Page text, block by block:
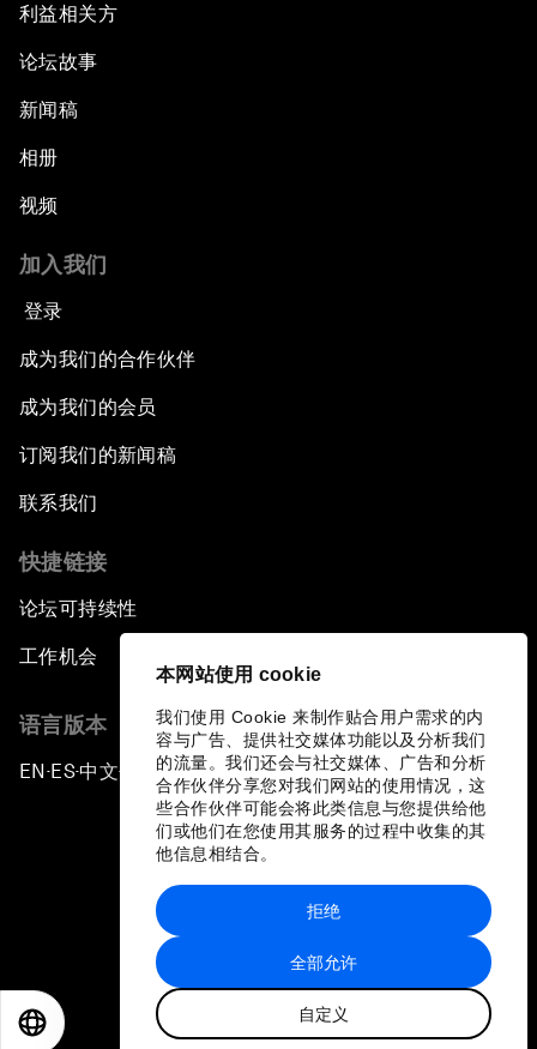
本网站使用 cookie
我们使用 Cookie 来制作贴合用户需求的内
容与广告、提供社交媒体功能以及分析我们
的流量。我们还会与社交媒体、广告和分析
合作伙伴分享您对我们网站的使用情况，这
些合作伙伴可能会将此类信息与您提供给他
们或他们在您使用其服务的过程中收集的其
他信息相结合。
全部允许
自定义
拒绝
利益相关方
论坛故事
新闻稿
相册
视频
加入我们
登录
成为我们的合作伙伴
成为我们的会员
订阅我们的新闻稿
联系我们
快捷链接
论坛可持续性
工作机会
语言版本
EN ▪ES▪中文▪ 日本語
站点地图
世界经济论坛